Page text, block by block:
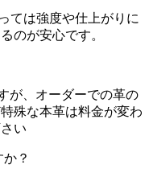
ては強度や仕上がりに
のが安心です。
、オーダーでの革の
殊な本革は料金が変わ
い
？